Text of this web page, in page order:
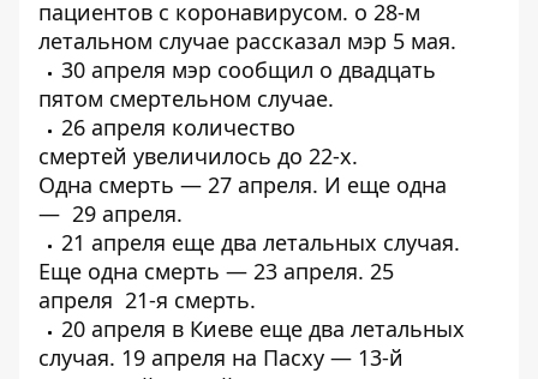
пациентов с коронавирусом. о 28-м
летальном случае рассказал мэр 5 мая.
30 апреля мэр сообщил о двадцать
пятом смертельном случае.
26 апреля количество
смертей увеличилось до 22-х.
Одна смерть — 27 апреля. И еще одна
— 29 апреля.
21 апреля еще два летальных случая.
Еще одна смерть — 23 апреля. 25
апреля 21-я смерть.
20 апреля в Киеве еще два летальных
случая. 19 апреля на Пасху — 13-й